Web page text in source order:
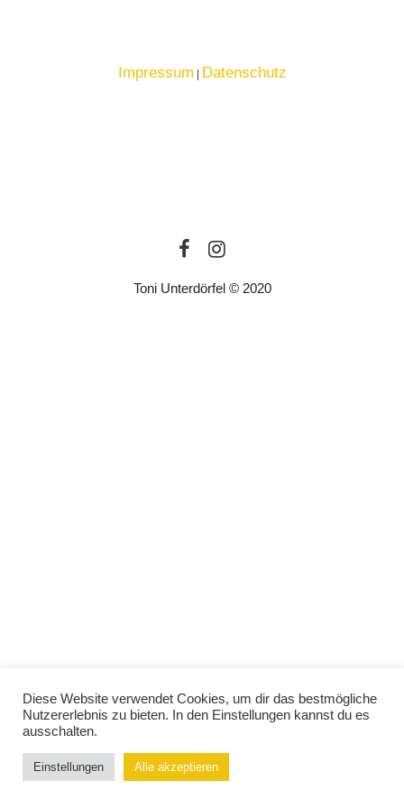
Impressum Datenschutz
Toni Unterdörfel © 2020
Diese Website verwendet Cookies, um dir das bestmögliche
Nutzererlebnis zu bieten. In den Einstellungen kannst du es
ausschalten.
Einstellungen Alle akzeptieren